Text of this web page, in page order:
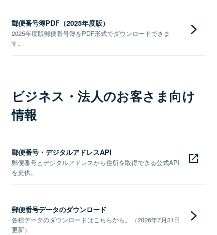
郵便番号簿PDF（2025年度版）
2025年度版郵便番号簿をPDF形式でダウンロードできま
す。
ビジネス・法人のお客さま向け
情報
郵便番号・デジタルアドレスAPI
郵便番号とデジタルアドレスから住所を取得できる公式API
を提供。
郵便番号データのダウンロード
各種データのダウンロードはこちらから。（2026年7月31日
更新）